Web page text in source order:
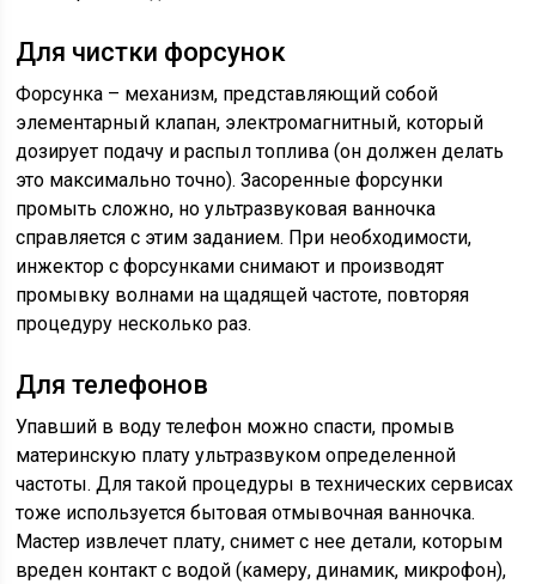
Для чистки форсунок
Форсунка – механизм, представляющий собой
элементарный клапан, электромагнитный, который
дозирует подачу и распыл топлива (он должен делать
это максимально точно). Засоренные форсунки
промыть сложно, но ультразвуковая ванночка
справляется с этим заданием. При необходимости,
инжектор с форсунками снимают и производят
промывку волнами на щадящей частоте, повторяя
процедуру несколько раз.
Для телефонов
Упавший в воду телефон можно спасти, промыв
материнскую плату ультразвуком определенной
частоты. Для такой процедуры в технических сервисах
тоже используется бытовая отмывочная ванночка.
Мастер извлечет плату, снимет с нее детали, которым
вреден контакт с водой (камеру, динамик, микрофон),